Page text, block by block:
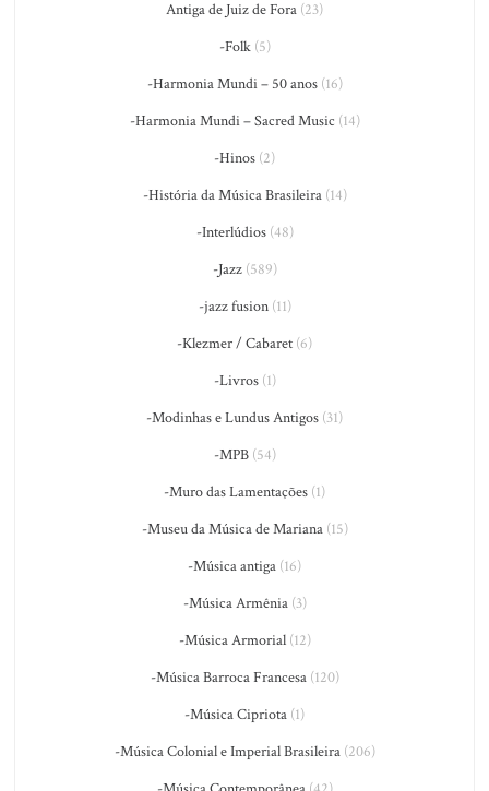
Antiga de Juiz de Fora (23)
-Folk(5)
-Harmonia Mundi – 50 anos(16)
-Harmonia Mundi – Sacred Music (14)
-Hinos (2)
-História da Música Brasileira(14)
-Interlúdios(48)
-Jazz(589)
-jazz fusion(11)
-Klezmer / Cabaret (6)
-Livros(1)
-Modinhas e Lundus Antigos (31)
-MPB(54)
-Muro das Lamentações (1)
-Museu da Música de Mariana(15)
-Música antiga (16)
-Música Armênia(3)
-Música Armorial(12)
-Música Barroca Francesa(120)
-Música Cipriota (1)
-Música Colonial e Imperial Brasileira(206)